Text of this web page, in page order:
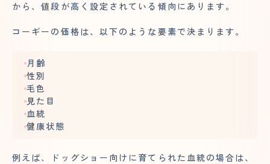
から、値段が高く設定されている傾向にあります。
コーギーの価格は、以下のような要素で決まります。
月齢
性別
毛色
見た目
血統
健康状態
例えば、ドッグショー向けに育てられた血統の場合は、